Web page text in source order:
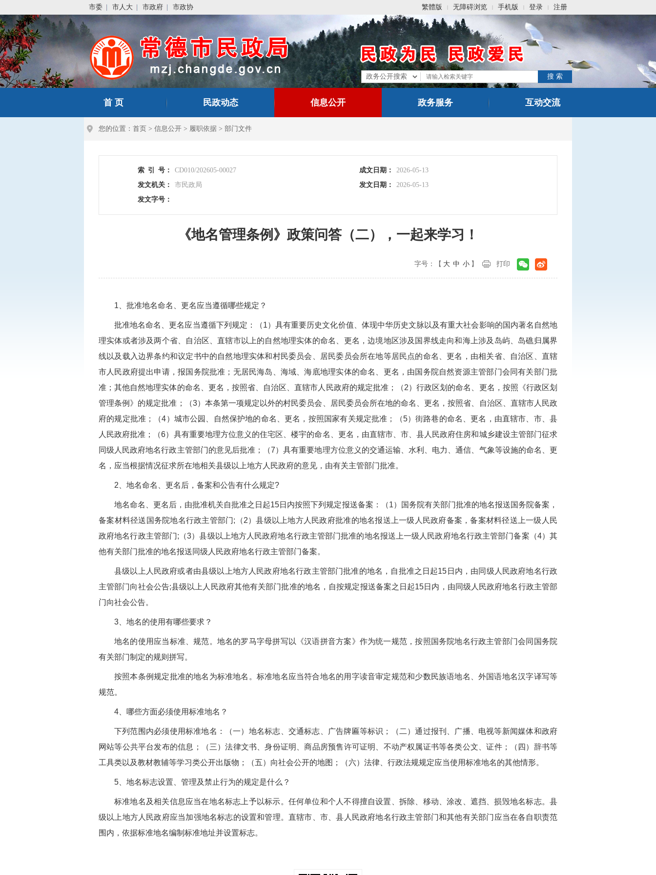
市委 市人大 市政府 市政协 繁體版 | 无障碍浏览 | 手机版 | 登录 | 注册
首 页 民政动态 信息公开 政务服务 互动交流
您的位置： 首页 > 信息公开 > 履职依据 > 部门文件
索 引 号： CD010/202605-00027 成文日期：
2026-05-13
发文机关：
市民政局 发文日期：
2026-05-13
发文字号：
《地名管理条例》政策问答（二），一起来学习！
字号：【 大 中 小 】 打印
1、批准地名命名、更名应当遵循哪些规定？
批准地名命名、更名应当遵循下列规定：（1）具有重要历史文化价值、体现中华历史文脉以及有重大社会影响的国内著名自然地
理实体或者涉及两个省、自治区、直辖市以上的自然地理实体的命名、更名，边境地区涉及国界线走向和海上涉及岛屿、岛礁归属界
线以及载入边界条约和议定书中的自然地理实体和村民委员会、居民委员会所在地等居民点的命名、更名，由相关省、自治区、直辖
市人民政府提出申请，报国务院批准；无居民海岛、海域、海底地理实体的命名、更名，由国务院自然资源主管部门会同有关部门批
准；其他自然地理实体的命名、更名，按照省、自治区、直辖市人民政府的规定批准；（2）行政区划的命名、更名，按照《行政区划
管理条例》的规定批准；（3）本条第一项规定以外的村民委员会、居民委员会所在地的命名、更名，按照省、自治区、直辖市人民政
府的规定批准；（4）城市公园、自然保护地的命名、更名，按照国家有关规定批准；（5）街路巷的命名、更名，由直辖市、市、县
人民政府批准；（6）具有重要地理方位意义的住宅区、楼宇的命名、更名，由直辖市、市、县人民政府住房和城乡建设主管部门征求
同级人民政府地名行政主管部门的意见后批准；（7）具有重要地理方位意义的交通运输、水利、电力、通信、气象等设施的命名、更
名，应当根据情况征求所在地相关县级以上地方人民政府的意见，由有关主管部门批准。
2、地名命名、更名后，备案和公告有什么规定?
地名命名、更名后，由批准机关自批准之日起15日内按照下列规定报送备案：（1）国务院有关部门批准的地名报送国务院备案，
备案材料径送国务院地名行政主管部门;（2）县级以上地方人民政府批准的地名报送上一级人民政府备案，备案材料径送上一级人民
政府地名行政主管部门;（3）县级以上地方人民政府地名行政主管部门批准的地名报送上一级人民政府地名行政主管部门备案（4）其
他有关部门批准的地名报送同级人民政府地名行政主管部门备案。
县级以上人民政府或者由县级以上地方人民政府地名行政主管部门批准的地名，自批准之日起15日内，由同级人民政府地名行政
主管部门向社会公告;县级以上人民政府其他有关部门批准的地名，自按规定报送备案之日起15日内，由同级人民政府地名行政主管部
门向社会公告。
3、地名的使用有哪些要求？
地名的使用应当标准、规范。地名的罗马字母拼写以《汉语拼音方案》作为统一规范，按照国务院地名行政主管部门会同国务院
有关部门制定的规则拼写。
按照本条例规定批准的地名为标准地名。标准地名应当符合地名的用字读音审定规范和少数民族语地名、外国语地名汉字译写等
规范。
4、哪些方面必须使用标准地名？
下列范围内必须使用标准地名：（一）地名标志、交通标志、广告牌匾等标识；（二）通过报刊、广播、电视等新闻媒体和政府
网站等公共平台发布的信息；
（三）法律文书、身份证明、商品房预售许可证明、不动产权属证书等各类公文、证件；（四）辞书等
工具类以及教材教辅等学习类公开出版物；（五）向社会公开的地图；（六）法律、行政法规规定应当使用标准地名的其他情形。
5、地名标志设置、管理及禁止行为的规定是什么？
标准地名及相关信息应当在地名标志上予以标示。任何单位和个人不得擅自设置、拆除、移动、涂改、遮挡、损毁地名标志。县
级以上地方人民政府应当加强地名标志的设置和管理。直辖市、市、县人民政府地名行政主管部门和其他有关部门应当在各自职责范
围内，依据标准地名编制标准地址并设置标志。